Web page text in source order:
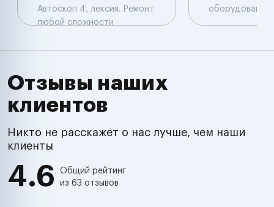
Автоскоп 4, лексия. Ремонт
любой сложности
оборудования.
Отзывы наших
клиентов
Никто не расскажет о нас лучше, чем наши
клиенты
4.6
Общий рейтинг
из 63 отзывов